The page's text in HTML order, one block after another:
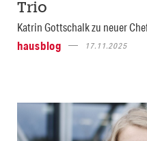
Trio
Katrin Gottschalk zu neuer
hausblog
17.11.2025